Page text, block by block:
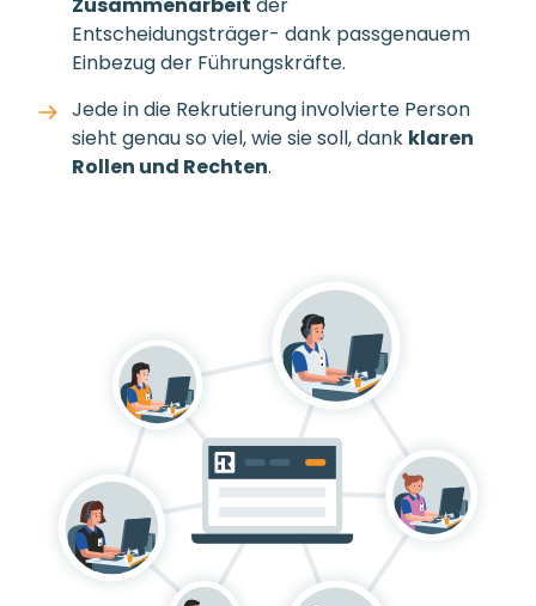
Entscheidungsträger- dank passgenauem
Einbezug der Führungskräfte.
Jede in die Rekrutierung involvierte Person
sieht genau so viel, wie sie soll, dank klaren
Rollen und Rechten.